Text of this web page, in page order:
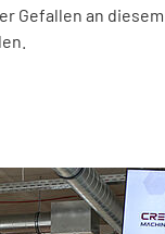
Gefallen an